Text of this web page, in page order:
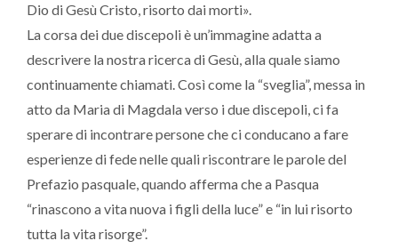
Dio di Gesù Cristo, risorto dai morti».
La corsa dei due discepoli è un’immagine adatta a
descrivere la nostra ricerca di Gesù, alla quale siamo
continuamente chiamati. Così come la “sveglia”, messa in
atto da Maria di Magdala verso i due discepoli, ci fa
sperare di incontrare persone che ci conducano a fare
esperienze di fede nelle quali riscontrare le parole del
Prefazio pasquale, quando afferma che a Pasqua
“rinascono a vita nuova i figli della luce” e “in lui risorto
tutta la vita risorge”.